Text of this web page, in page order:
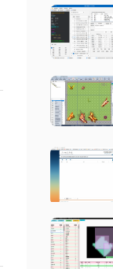
自动获
重载菜
修改脚本
载菜单的